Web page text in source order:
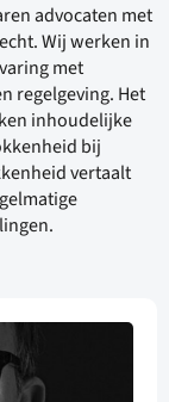
advocaten met
Wij werken in
met
regelgeving. Het
inhoudelijke
bij
vertaalt